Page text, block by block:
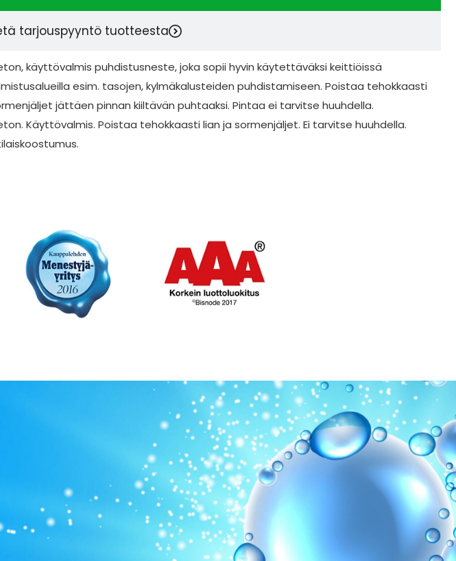
tarjouspyyntö tuotteesta
käyttövalmis puhdistusneste, joka sopii hyvin käytettäväksi keittiöissä
esim. tasojen, kylmäkalusteiden puhdistamiseen. Poistaa tehokkaasti
jättäen pinnan kiiltävän puhtaaksi. Pintaa ei tarvitse huuhdella.
Käyttövalmis. Poistaa tehokkaasti lian ja sormenjäljet. Ei tarvitse huuhdella.